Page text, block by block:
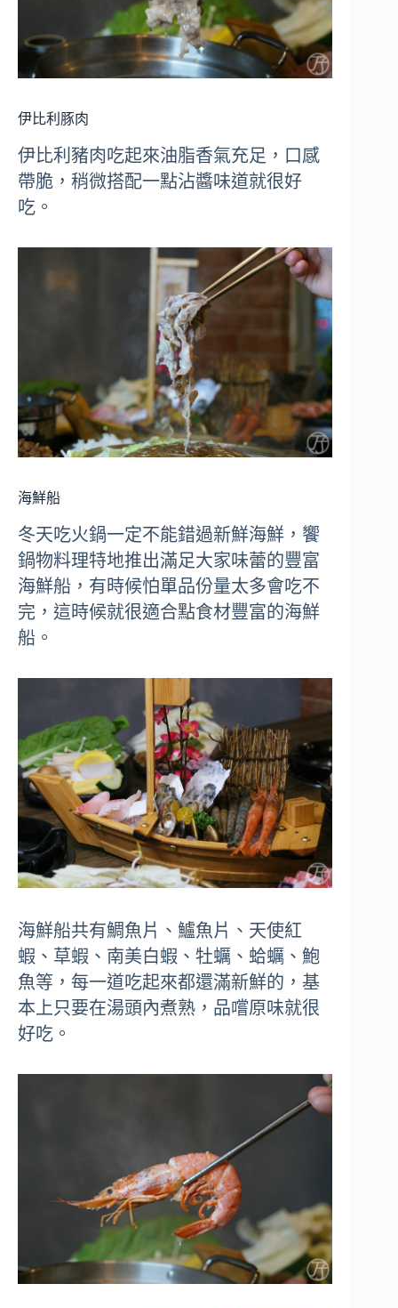
伊比利豚肉
伊比利豬肉吃起來油脂香氣充足，口感
帶脆，稍微搭配一點沾醬味道就很好
吃。
海鮮船
冬天吃火鍋一定不能錯過新鮮海鮮，饗
鍋物料理特地推出滿足大家味蕾的豐富
海鮮船，有時候怕單品份量太多會吃不
完，這時候就很適合點食材豐富的海鮮
船。
海鮮船共有鯛魚片、鱸魚片、天使紅
蝦、草蝦、南美白蝦、牡蠣、蛤蠣、鮑
魚等，每一道吃起來都還滿新鮮的，基
本上只要在湯頭內煮熟，品嚐原味就很
好吃。